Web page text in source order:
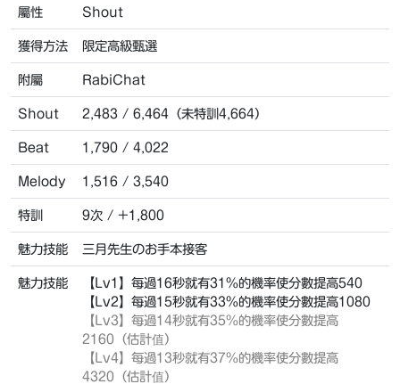
屬性 Shout
獲得方法 限定高級甄選
附屬 RabiChat
Shout 2,483 / 6,464（未特訓4,664）
Beat 1,790 / 4,022
Melody 1,516 / 3,540
特訓 9次 / +1,800
魅力技能 三月先生のお手本接客
魅力技能
【Lv1】每過16秒就有31%的機率使分數提高540
【Lv2】每過15秒就有33%的機率使分數提高1080
【Lv3】 每過14秒就有35%的機率使分數提高
2160（估計值）
【Lv4】 每過13秒就有37%的機率使分數提高
4320（估計值）